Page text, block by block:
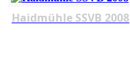
Haidmühle SSVB 2008